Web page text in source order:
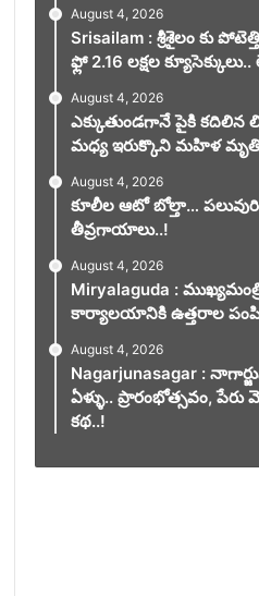
August 4, 2026
Srisailam : శ్రీశైలం కు
ఫ్లో 2.16 లక్షల
August 4, 2026
ఎక్కుతుండగానే పైకి కదిలిన
మధ్య ఇరుక్కొని మహిళ
August 4, 2026
కూలీల ఆటో బోల్తా…
తీవ్రగాయాలు..!
August 4, 2026
Miryalaguda :
కార్యాలయానికి ఉత్తరాల
August 4, 2026
Nagarjunasagar :
ఏళ్ళు.. ప్రారంభోత్సవం, పేరు
కథ..!